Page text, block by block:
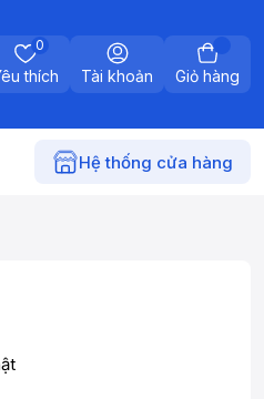
thích
0
Tài khoản Giỏ hàng
Máy nước nóng Điện gia
Hệ thống cửa hàng